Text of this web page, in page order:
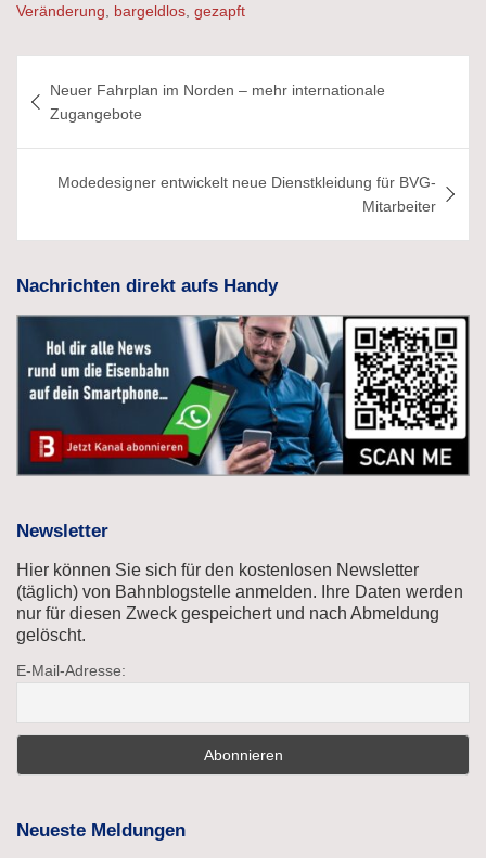
Veränderung
bargeldlos gezapft
Neuer Fahrplan im Norden – mehr internationale
Zugangebote
Modedesigner entwickelt neue Dienstkleidung für BVG-
Mitarbeiter
Nachrichten direkt aufs Handy
Newsletter
Hier können Sie sich für den kostenlosen Newsletter
(täglich) von Bahnblogstelle anmelden. Ihre Daten werden
nur für diesen Zweck gespeichert und nach Abmeldung
gelöscht.
E-Mail-Adresse:
Neueste Meldungen